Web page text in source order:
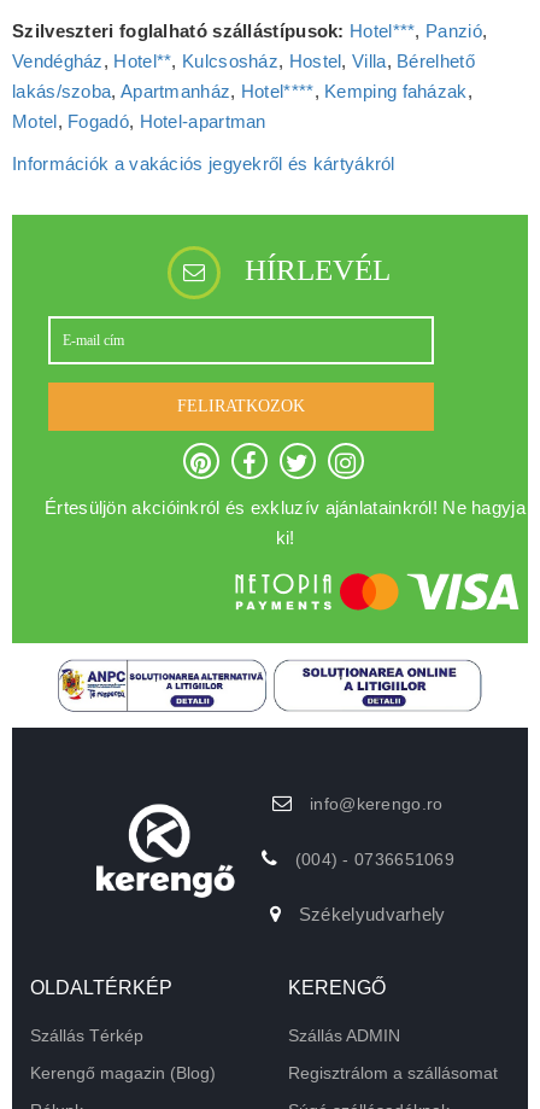
Szilveszteri foglalható szállástípusok: Hotel***, Panzió,
Vendégház, Hotel**, Kulcsosház, Hostel,Villa, Bérelhető
lakás/szoba, Apartmanház, Hotel****, Kemping faházak,
Motel, Fogadó, Hotel‑apartman
Információk a vakációs jegyekről és kártyákról
HÍRLEVÉL
FELIRATKOZOK
Értesüljön akcióinkról és exkluzív ajánlatainkról! Ne hagyja
ki!
info@kerengo.ro
(004) - 0736651069
Székelyudvarhely
OLDALTÉRKÉP
Szállás Térkép
Kerengő magazin (Blog)
KERENGŐ
Szállás ADMIN
Regisztrálom a szállásomat